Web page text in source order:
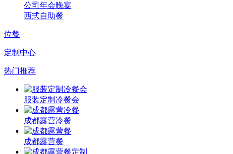
公司年会晚宴
西式自助餐
位餐
定制中心
热门推荐
服装定制冷餐会
成都露营冷餐
成都露营餐